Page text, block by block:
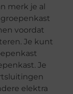
merk je al
voordat
Je kunt
Je
elektra